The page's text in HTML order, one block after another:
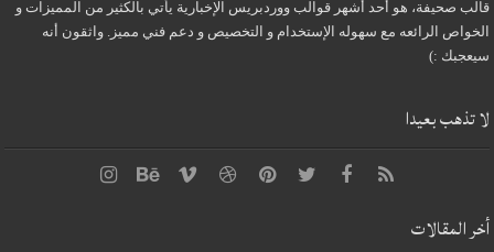
قالب صحيفة، هو أحد أشهر قوالب ووردبريس الإخبارية يأتي بالكثير من المميزات و
الخواص الرائعه مع سهوله الإستخدام و التخصيص و دعم فني مميز. واثقون أنه
سيعجبك :)
لا تذهب بعيدا
أخر المقالات